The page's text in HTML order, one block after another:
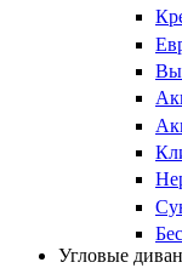
Угловые